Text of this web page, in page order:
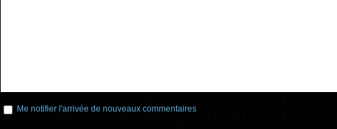
Me notifier l'arrivée de nouveaux commentaires